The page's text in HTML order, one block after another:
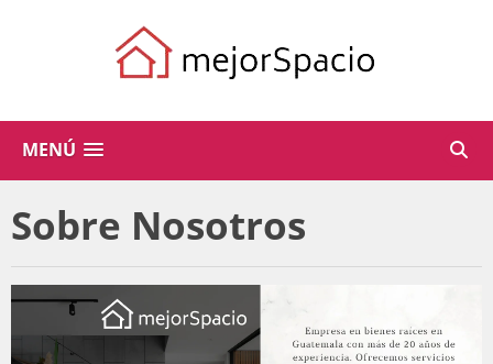
MENÚ
Sobre Nosotros